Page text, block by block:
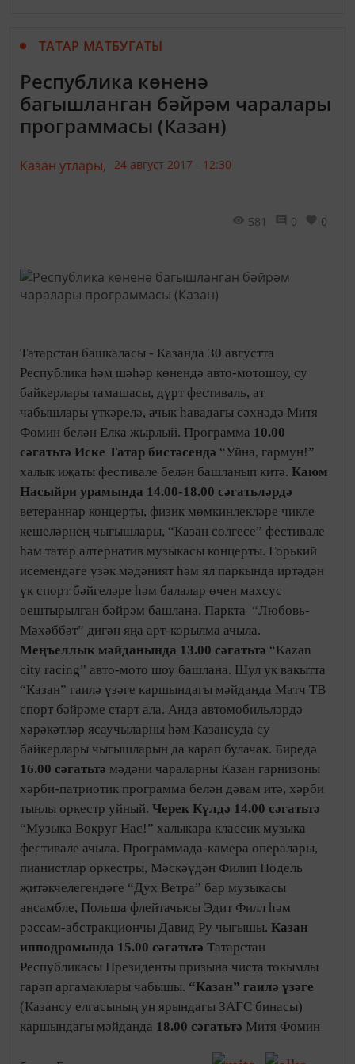
ТАТАР МАТБУГАТЫ
Республика көненә
багышланган бәйрәм чаралары
программасы (Казан)
Казан утлары, 24 август 2017 - 12:30
581 0 0
Татарстан башкаласы - Казанда 30 августта
Республика һәм шәһәр көнендә авто-мотошоу, су
байкерлары тамашасы, дүрт фестиваль, ат
чабышлары үткәрелә, ачык һавадагы сәхнәдә Митя
Фомин белән Елка җырлый. Программа 10.00
сәгатьтә Иске Татар бистәсендә “Уйна, гармун!”
халык иҗаты фестивале белән башланып китә. Каюм
Насыйри урамында 14.00-18.00 сәгатьләрдә
ветераннар концерты, физик мөмкинлекләре чикле
кешеләрнең чыгышлары, “Казан сөлгесе” фестивале
һәм татар алтернатив музыкасы концерты. Горький
исемендәге үзәк мәдәният һәм ял паркында иртәдән
үк спорт бәйгеләре һәм балалар өчен махсус
оештырылган бәйрәм башлана. Паркта “Любовь-
Мәхәббәт” дигән яңа арт-корылма ачыла.
Меңъеллык мәйданында 13.00 сәгатьтә “Kazan
city racing” авто-мото шоу башлана. Шул ук вакытта
“Казан” гаилә үзәге каршындагы мәйданда Матч ТВ
спорт бәйрәме старт ала. Анда автомобильләрдә
хәрәкәтләр ясаучыларны һәм Казансуда су
байкерлары чыгышларын да карап булачак. Биредә
16.00 сәгатьтә мәдәни чараларны Казан гарнизоны
хәрби-патриотик программа белән дәвам итә, хәрби
тынлы оркестр уйный. Черек Күлдә 14.00 сәгатьтә
“Музыка Вокруг Нас!” халыкара классик музыка
фестивале ачыла. Программада-камера опералары,
пианистлар оркестры, Мәскәүдән Филип Нодель
җитәкчелегендәге “Дух Ветра” бар музыкасы
ансамбле, Польша флейтачысы Эдит Филл һәм
рәссам-абстракциончы Давид Ру чыгышы. Казан
ипподромында 15.00 сәгатьтә Татарстан
Республикасы Президенты призына чиста токымлы
гарәп аргамаклары чабышы. “Казан” гаилә үзәге
(Казансу елгасының уң ярындагы ЗАГС бинасы)
каршындагы мәйданда 18.00 сәгатьтә Митя Фомин